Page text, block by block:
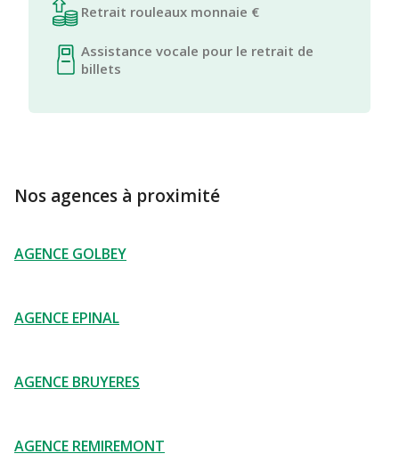
Retrait rouleaux monnaie €
Assistance vocale pour le retrait de
billets
Nos agences à proximité
AGENCE GOLBEY
AGENCE EPINAL
AGENCE BRUYERES
AGENCE REMIREMONT